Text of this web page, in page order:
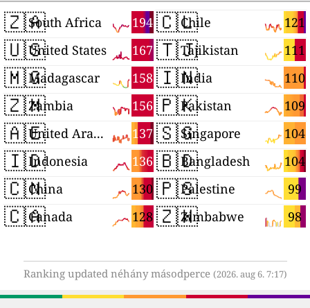
🇿🇦 194
South Africa
🇺🇸 167
United States
🇲🇬 158
Madagascar
🇿🇲 156
Zambia
🇦🇪 137
United Arab Emirates
🇮🇩 136
Indonesia
🇨🇳 130
China
🇨🇦 128
Canada
🇨🇱 121
Chile
🇹🇯 111
Tajikistan
🇮🇳 110
India
🇵🇰 109
Pakistan
🇸🇬 104
Singapore
🇧🇩 104
Bangladesh
🇵🇸 99
Palestine
🇿🇼 98
Zimbabwe
Ranking updated néhány másodperce (2026. aug 6. 7:17)